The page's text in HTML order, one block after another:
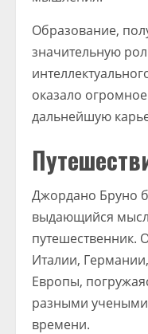
Образование,
значительную
оказало
дальнейшую
Джордано Бруно
выдающийся
путешественник.
Италии,
Европы,
разными
времени.